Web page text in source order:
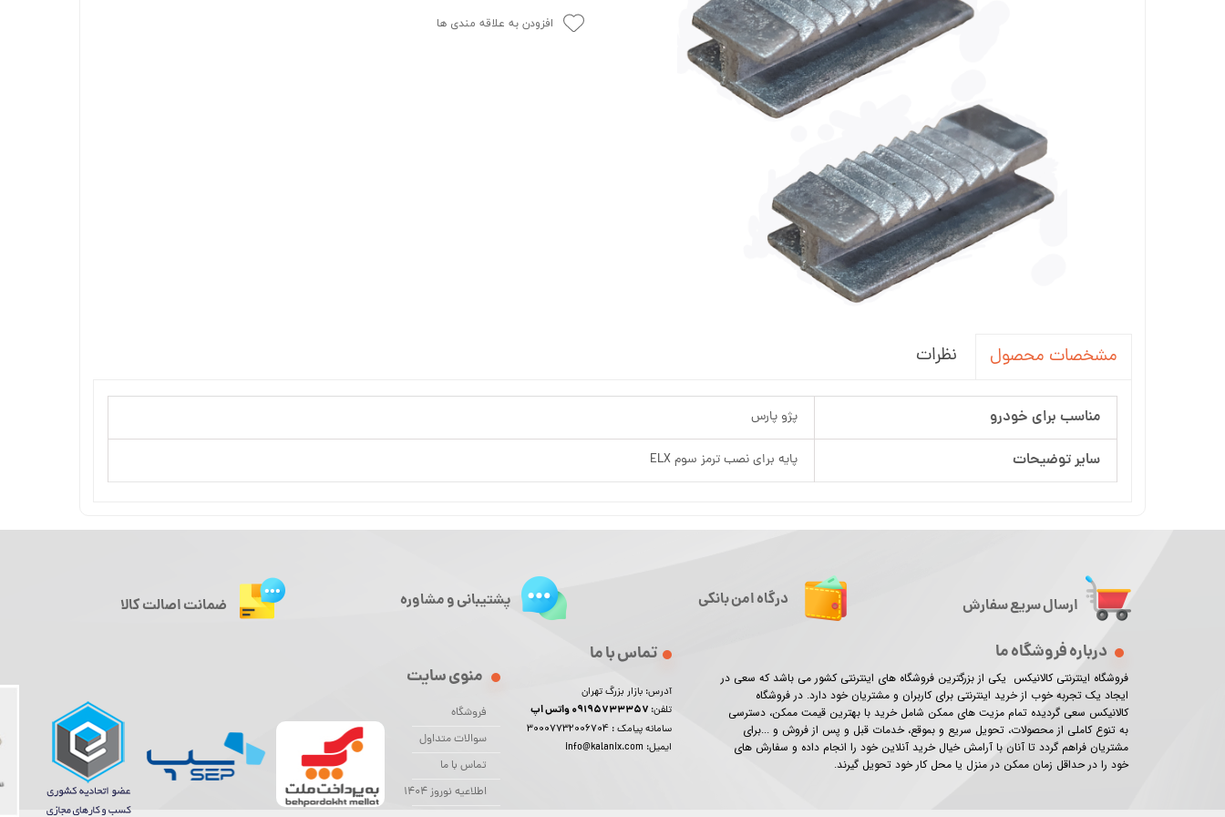
جاسوئیچی ، کاور ریموت خودرو
سردنده و گردگیر
سنسور و دزدگیر و جی پی اس خودرو
سیستم صوتی و تصویری خودرو
افزودن به علاقه مندی ها
مشخصات محصول نظرات
مناسب برای خودرو پژو پارس
سایر توضیحات پایه برای نصب ترمز سوم ELX
ارسال سریع سفارش
درباره فروشگاه ما
فروشگاه اینترنتی کالانیکس یکی از بزرگترین فروشگاه های اینترنتی کشور می باشد که سعی در
ایجاد یک تجربه خوب از خرید اینترنتی برای کاربران و مشتریان خود دارد. در فروشگاه
کالانیکس سعی گردیده تمام مزیت های ممکن شامل خرید با بهترین قیمت ممکن، دسترسی
به تنوع کاملی از محصولات، تحویل سریع و بموقع، خدمات قبل و پس از فروش و ...برای
مشتریان فراهم گردد تا آنان با آرامش خیال خرید آنلاین خود را انجام داده و سفارش های
خود را در حداقل زمان ممکن در منزل یا محل کار خود تحویل گیرند.​​​​​​​
منوی سایت
فروشگاه
سوالات متداول
تماس با ما
اطلاعیه نوروز 1404
تماس با ما
آدرس: بازار بزرگ تهران
تلفن:
سامانه پیامک : 30007732006704
ایمیل: info@kalanix.com
درگاه امن بانکی پشتیبانی و مشاوره ضمانت اصالت کالا